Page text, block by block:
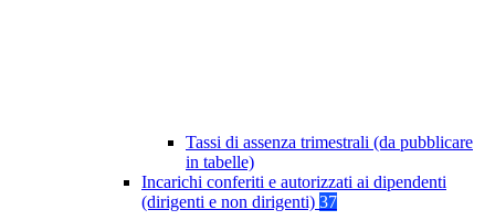
Tassi di assenza trimestrali (da pubblicare
in tabelle)
Incarichi conferiti e autorizzati ai dipendenti
(dirigenti e non dirigenti) 37